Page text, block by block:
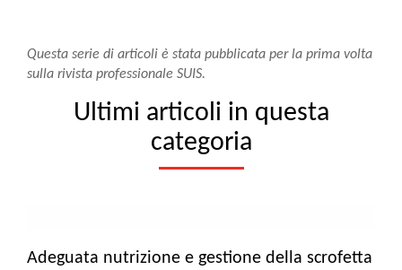
Questa serie di articoli è stata pubblicata per la prima volta
sulla rivista professionale SUIS.
Ultimi articoli in questa
categoria
Adeguata nutrizione e gestione della scrofetta